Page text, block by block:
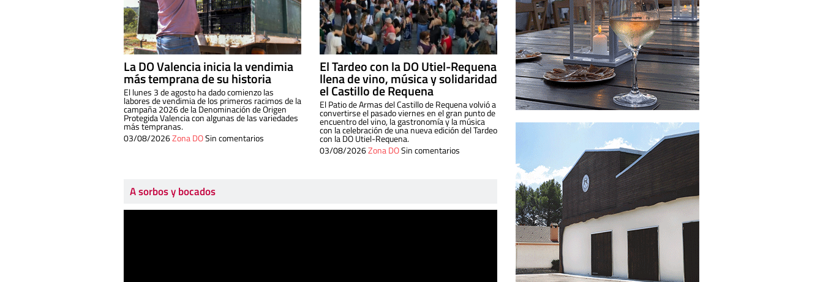
La DO Valencia inicia la vendimia
más temprana de su historia
El lunes 3 de agosto ha dado comienzo las
labores de vendimia de los primeros racimos de la
campaña 2026 de la Denominación de Origen
Protegida Valencia con algunas de las variedades
más tempranas.
03/08/2026Zona DOSin comentarios
El Tardeo con la DO Utiel-Requena
llena de vino, música y solidaridad
el Castillo de Requena
El Patio de Armas del Castillo de Requena volvió a
convertirse el pasado viernes en el gran punto de
encuentro del vino, la gastronomía y la música
con la celebración de una nueva edición del Tardeo
con la DO Utiel-Requena.
03/08/2026Zona DOSin comentarios
A sorbos y bocados